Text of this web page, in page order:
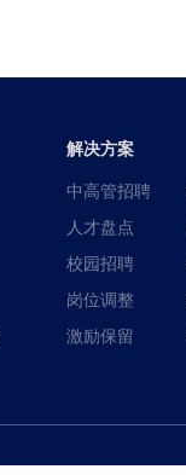
解决方案
中高管招聘
人才盘点
校园招聘
岗位调整
激励保留